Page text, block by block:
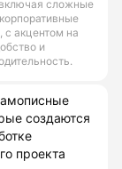
сложные
с акцентом на
и
создаются
проекта